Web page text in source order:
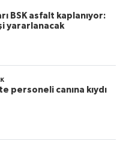
BSK asfalt kaplanıyor:
yararlanacak
personeli canına kıydı